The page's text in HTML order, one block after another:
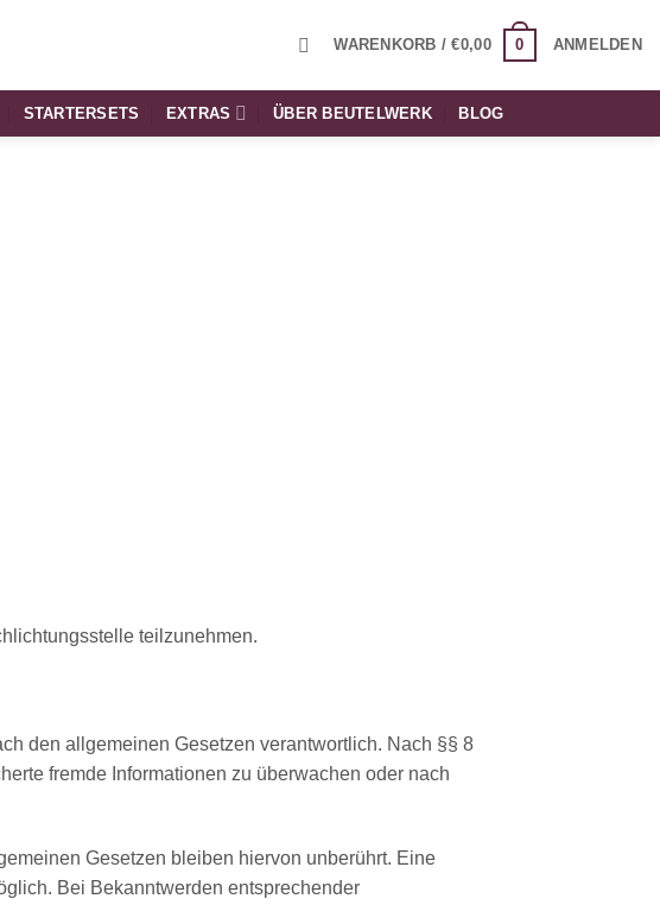
WARENKORB /€0,00 0 ANMELDEN
STARTERSETS EXTRAS ÜBER BEUTELWERK BLOG
teilzunehmen.
den allgemeinen Gesetzen verantwortlich. Nach §§ 8
fremde Informationen zu überwachen oder nach
Gesetzen bleiben hiervon unberührt. Eine
Bei Bekanntwerden entsprechender